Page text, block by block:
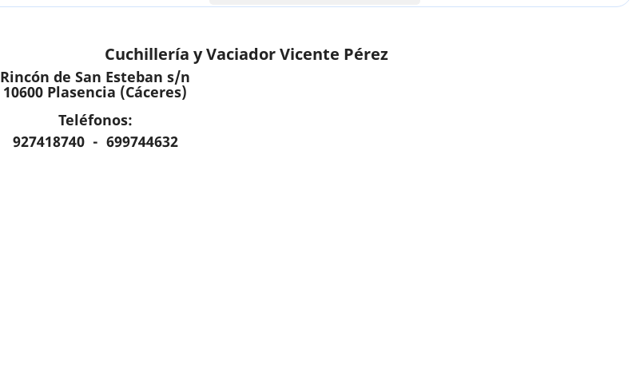
Cuchillería y Vaciador Vicente Pérez
Rincón de San Esteban s/n
10600 Plasencia (Cáceres)
Teléfonos:
927418740 - 699744632